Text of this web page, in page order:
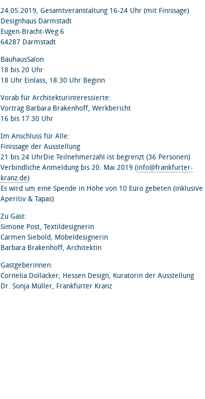
24.05.2019, Gesamtveranstaltung 16-24 Uhr (mit Finissage)
Designhaus Darmstadt
Eugen-Bracht-Weg 6
64287 Darmstadt
BauhausSalon
18 bis 20 Uhr
18 Uhr Einlass, 18.30 Uhr Beginn
Vorab für Architekturinteressierte:
Vortrag Barbara Brakenhoff, Werkbericht
16 bis 17.30 Uhr
Im Anschluss für Alle:
Finissage der Ausstellung
21 bis 24 UhrDie Teilnehmerzahl ist begrenzt (36 Personen)
Verbindliche Anmeldung bis 20. Mai 2019 (info@frankfurter-
kranz.de)
Es wird um eine Spende in Höhe von 10 Euro gebeten (inklusive
Aperitiv & Tapas)
Zu Gast:
Simone Post, Textildesignerin
Carmen Siebold, Möbeldesignerin
Barbara Brakenhoff, Architektin
Gastgeberinnen:
Cornelia Dollacker, Hessen Design, Kuratorin der Ausstellung
Dr. Sonja Müller, Frankfurter Kranz